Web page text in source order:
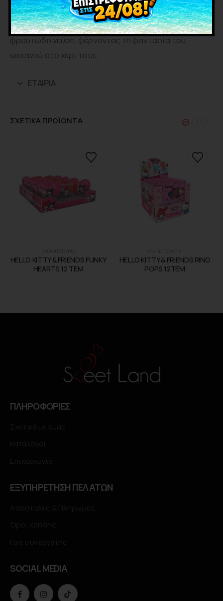
να απολαύσουν ένα παιχνιδιάρικο γλειφιτζούρι που
συνδυάζει τη διασκέδαση με την αγαπημένη τους
φρουτώδη γεύση, φέρνοντας τη φαντασία του
ωκεανού στο χέρι τους.
ΕΤΑΙΡΊΑ
ΣΧΕΤΙΚΑ ΠΡΟΪΟΝΤΑ
HELLO KITTY & FRIENDS FUNKY
HEARTS 12 ΤΕΜ
HELLO KITTY & FRIENDS RING
POPS 12TEM
ΠΛΗΡΟΦΟΡΙΕΣ
ΕΞΥΠΗΡΕΤΗΣΗ ΠΕΛΑΤΩΝ
SOCIAL MEDIA